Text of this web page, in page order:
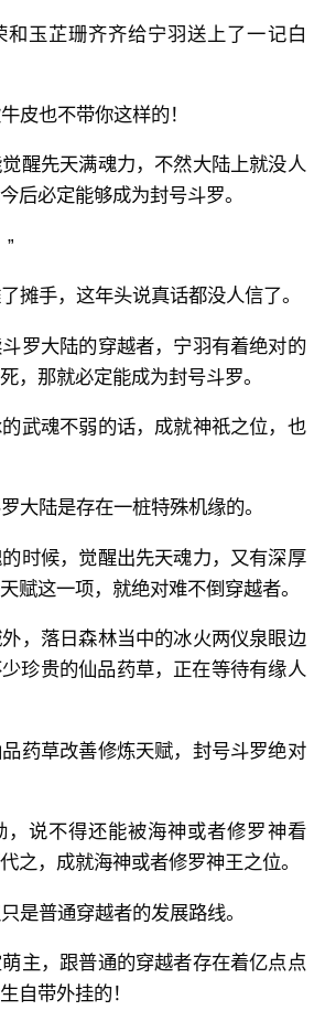
和玉芷珊齐齐给宁羽送上了一记白
皮也不带你这样的！
醒先天满魂力，不然大陆上就没人
后必定能够成为封号斗罗。
摊手，这年头说真话都没人信了。
罗大陆的穿越者，宁羽有着绝对的
，那就必定能成为封号斗罗。
武魂不弱的话，成就神祇之位，也
大陆是存在一桩特殊机缘的。
时候，觉醒出先天魂力，又有深厚
赋这一项，就绝对难不倒穿越者。
，落日森林当中的冰火两仪泉眼边
珍贵的仙品药草，正在等待有缘人
药草改善修炼天赋，封号斗罗绝对
，说不得还能被海神或者修罗神看
之，成就海神或者修罗神王之位。
是普通穿越者的发展路线。
主，跟普通的穿越者存在着亿点点
自带外挂的！